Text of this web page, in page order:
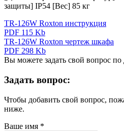
защиты] IP54 [Вес] 85 кг
TR-126W Roxton инструкция
PDF 115 Kb
TR-126W Roxton чертеж шкафа
PDF 298 Kb
Вы можете задать свой вопрос по
Задать вопрос:
Чтобы добавить свой вопрос,
ниже.
Ваше имя *